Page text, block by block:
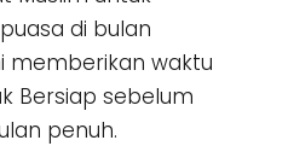
di bulan
memberikan waktu
Bersiap sebelum
penuh.